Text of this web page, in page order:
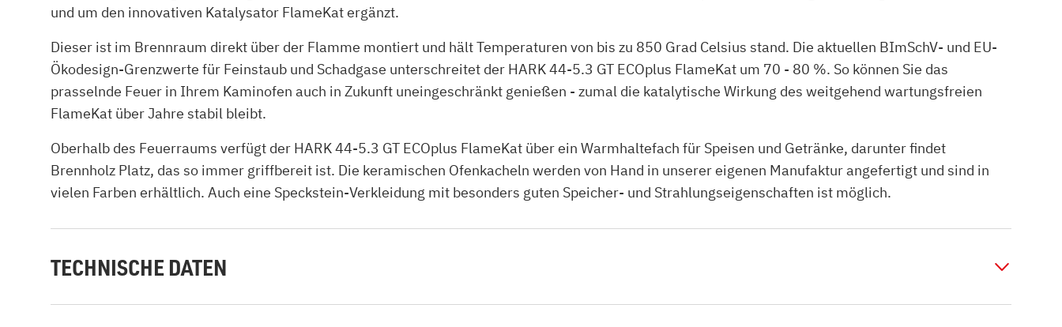
und um den innovativen Katalysator FlameKat ergänzt.
Dieser ist im Brennraum direkt über der Flamme montiert und hält Temperaturen von bis zu 850 Grad Celsius stand. Die aktuellen BImSchV- und EU-
Ökodesign-Grenzwerte für Feinstaub und Schadgase unterschreitet der HARK 44-5.3 GT ECOplus FlameKat um 70 - 80 %. So können Sie das
prasselnde Feuer in Ihrem Kaminofen auch in Zukunft uneingeschränkt genießen - zumal die katalytische Wirkung des weitgehend wartungsfreien
FlameKat über Jahre stabil bleibt.
Oberhalb des Feuerraums verfügt der HARK 44-5.3 GT ECOplus FlameKat über ein Warmhaltefach für Speisen und Getränke, darunter findet
Brennholz Platz, das so immer griffbereit ist. Die keramischen Ofenkacheln werden von Hand in unserer eigenen Manufaktur angefertigt und sind in
vielen Farben erhältlich. Auch eine Speckstein-Verkleidung mit besonders guten Speicher- und Strahlungseigenschaften ist möglich.
TECHNISCHE DATEN